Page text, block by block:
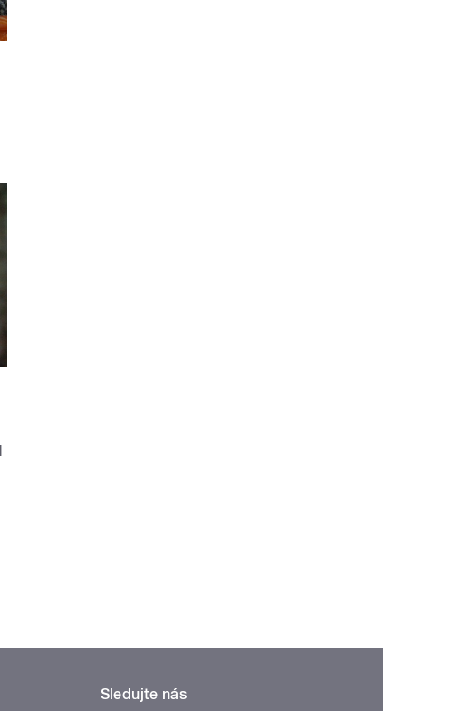
Sledujte nás